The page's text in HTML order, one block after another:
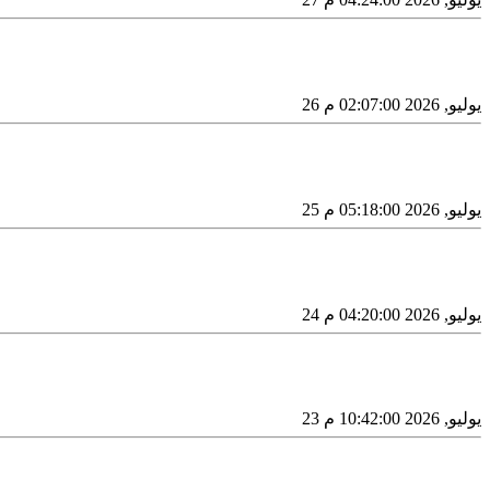
26 يوليو, 2026 02:07:00 م
25 يوليو, 2026 05:18:00 م
24 يوليو, 2026 04:20:00 م
23 يوليو, 2026 10:42:00 م